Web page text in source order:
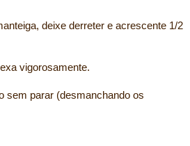
deixe derreter e acrescente 1/2
vigorosamente.
sem parar (desmanchando os